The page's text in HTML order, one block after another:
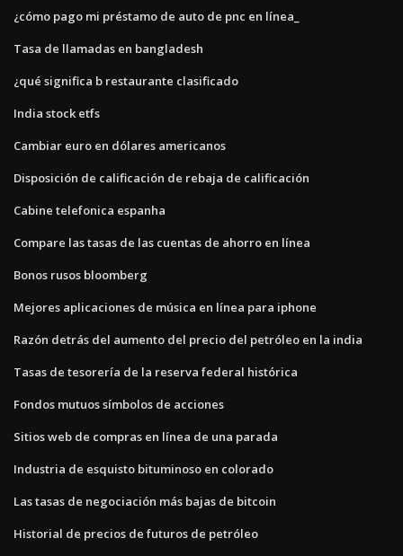
¿cómo pago mi préstamo de auto de pnc en línea_
Tasa de llamadas en bangladesh
¿qué significa b restaurante clasificado
India stock etfs
Cambiar euro en dólares americanos
Disposición de calificación de rebaja de calificación
Cabine telefonica espanha
Compare las tasas de las cuentas de ahorro en línea
Bonos rusos bloomberg
Mejores aplicaciones de música en línea para iphone
Razón detrás del aumento del precio del petróleo en la india
Tasas de tesorería de la reserva federal histórica
Fondos mutuos símbolos de acciones
Sitios web de compras en línea de una parada
Industria de esquisto bituminoso en colorado
Las tasas de negociación más bajas de bitcoin
Historial de precios de futuros de petróleo